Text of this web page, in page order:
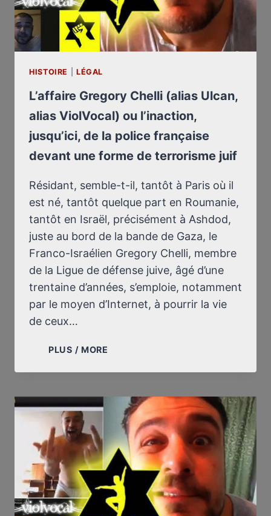
HISTOIRE LÉGAL
L’affaire Gregory Chelli (alias Ulcan,
alias ViolVocal) ou l’inaction,
jusqu’ici, de la police française
devant une forme de terrorisme juif
Résidant, semble-t-il, tantôt à Paris où il
est né, tantôt quelque part en Roumanie,
tantôt en Israël, précisément à Ashdod,
juste au bord de la bande de Gaza, le
Franco-Israélien Gregory Chelli, membre
de la Ligue de défense juive, âgé d’une
trentaine d’années, s’emploie, notamment
par le moyen d’Internet, à pourrir la vie
de ceux…
PLUS / MORE
CHELLI
ULCAN,
ALIAS
VIOLVOCAL)
OU
L’INACTION,
JUSQU’ICI,
DE
LA